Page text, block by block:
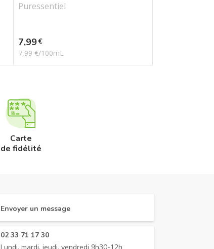
Puressentiel
Prix
7,99€
7,99 €/100mL
Carte
de fidélité
Envoyer un message
02 33 71 17 30